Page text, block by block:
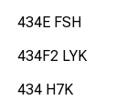
434E FSH
434F2 LYK
434 H7K